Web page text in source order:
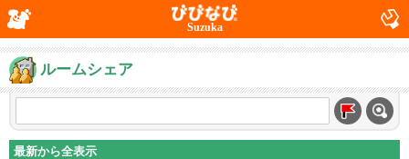
Suzuka
ルームシェア
最新から全表示